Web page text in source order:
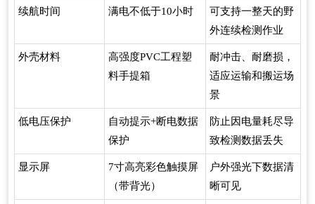
续航时间 满电不低于10小时
可支持一整天的野
外连续检测作业
外壳材料
高强度PVC工程塑
料手提箱
耐冲击、耐磨损，
适应运输和搬运场
景
低电压保护
自动提示+断电数据
保护
防止因电量耗尽导
致检测数据丢失
显示屏
7寸高亮彩色触摸屏
（带背光）
户外强光下数据清
晰可见